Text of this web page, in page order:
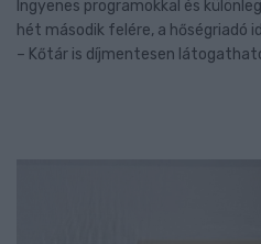
Ingyenes programokkal és
hét második felére, a hőségriadó
– Kőtár is díjmentesen